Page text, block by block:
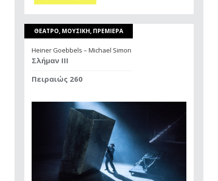
ΘΕΑΤΡΟ, ΜΟΥΣΙΚΗ, ΠΡΕΜΙΕΡΑ
Heiner Goebbels – Michael Simon
Σλήμαν III
Πειραιώς 260